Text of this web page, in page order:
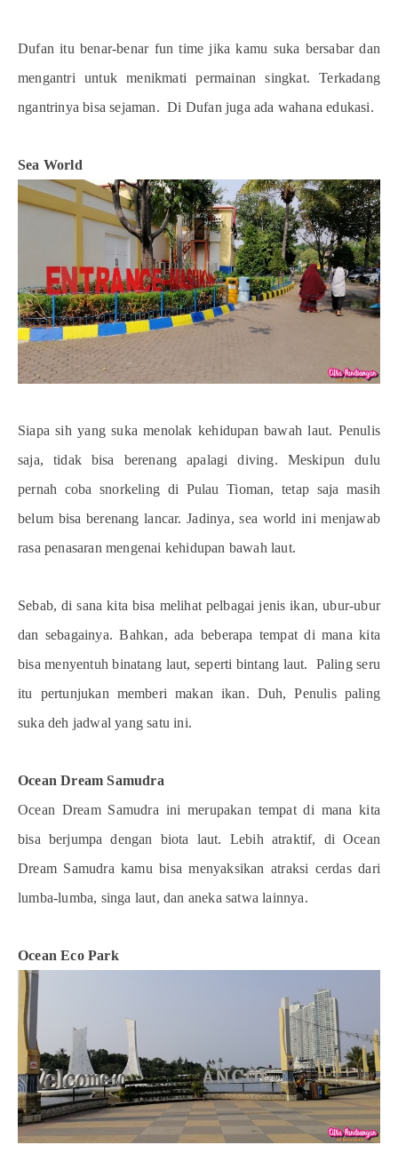
Dufan itu benar-benar fun time jika kamu suka bersabar dan
mengantri untuk menikmati permainan singkat. Terkadang
ngantrinya bisa sejaman. Di Dufan juga ada wahana edukasi.
Sea World
Siapa sih yang suka menolak kehidupan bawah laut. Penulis
saja, tidak bisa berenang apalagi diving. Meskipun dulu
pernah coba snorkeling di Pulau Tioman, tetap saja masih
belum bisa berenang lancar. Jadinya, sea world ini menjawab
rasa penasaran mengenai kehidupan bawah laut.
Sebab, di sana kita bisa melihat pelbagai jenis ikan, ubur-ubur
dan sebagainya. Bahkan, ada beberapa tempat di mana kita
bisa menyentuh binatang laut, seperti bintang laut.
Paling seru
itu pertunjukan memberi makan ikan. Duh, Penulis paling
suka deh jadwal yang satu ini.
Ocean Dream Samudra
Ocean Dream Samudra ini merupakan tempat di mana kita
bisa berjumpa dengan biota laut. Lebih atraktif, di Ocean
Dream Samudra kamu bisa menyaksikan atraksi cerdas dari
lumba-lumba, singa laut, dan aneka satwa lainnya.
Ocean Eco Park